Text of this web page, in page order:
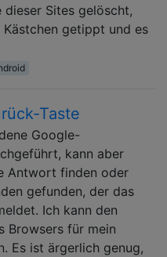
dieser Sites gelöscht,
getippt und es
Taste
Google-
kann aber
Antwort finden oder
gefunden, der das
Ich kann den
Browsers für mein
Es ist ärgerlich genug,